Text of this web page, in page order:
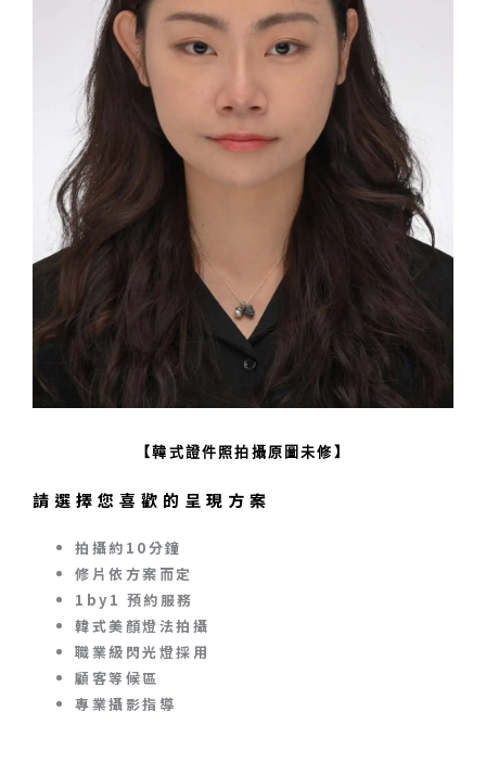
【韓式證件照拍攝原圖未修】
請選擇您喜歡的呈現方案
拍攝約10分鐘
修片依方案而定
1by1 預約服務
韓式美顏燈法拍攝
職業級閃光燈採用
顧客等候區
專業攝影指導